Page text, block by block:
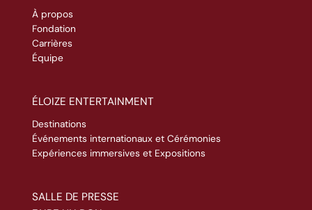
À propos
Fondation
Carrières
Équipe
ÉLOIZE ENTERTAINMENT
Destinations
Événements internationaux et Cérémonies
Expériences immersives et Expositions
SALLE DE PRESSE